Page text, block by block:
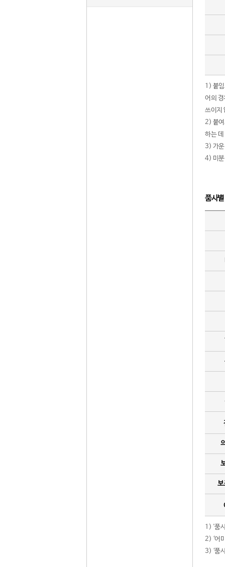
1) 붙
어의
쓰이지
2) 붙여
하는
3) 가운
4) 미분
품사
보
1) '품
2) ‘어
3) ‘품